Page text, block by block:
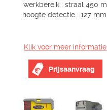
werkbereik : straal 450 m
hoogte detectie : 127 mm.
Klik voor meer informatie
Prijsaanvraag